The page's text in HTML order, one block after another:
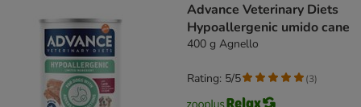
Advance Veterinary Diets
Hypoallergenic umido cane
400 g Agnello
Rating: 5/5 (3)